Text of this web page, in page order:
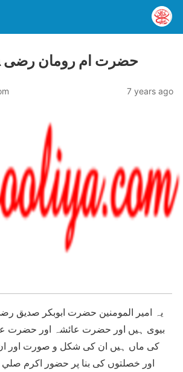
حضرت ام رومان رضی
7 years ago
یہ امیر المومنین حضرت ابوبکر صدیق
بیوی ہیں اور حضرت عائشہ اور حضرت
کی ماں ہیں ان کی شکل و صورت اور ان
اور خصلتوں کی بنا پر حضور اکرم صلي